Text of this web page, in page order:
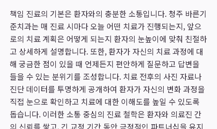
책임 진료의 기본은 환자와의 충분한 소통입니다. 청주 바른기
준치과는 매 진료 시마다 오늘 어떤 치료가 진행되는지, 앞으
로의 치료 계획은 어떻게 되는지 환자의 눈높이에 맞춰 친절하
고 상세하게 설명합니다. 또한, 환자가 자신의 치료 과정에 대
해 궁금한 점이 있을 때 언제든지 편안하게 질문하고 답변을
들을 수 있는 분위기를 조성합니다. 치료 전후의 사진 자료나
진단 데이터를 투명하게 공개하여 환자가 자신의 변화 과정을
직접 눈으로 확인하고 치료에 대한 이해도를 높일 수 있도록
돕습니다. 이러한 소통 중심의 진료 철학은 환자와 의료진 간
의 신뢰를 쌓고, 긴 교정 기간 동안 긍정적인 파트너십을 유지